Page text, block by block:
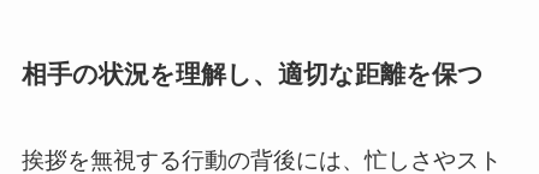
相手の状況を理解し、適切な距離を保つ
挨拶を無視する行動の背後には、忙しさやスト